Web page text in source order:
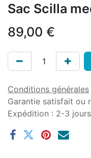
Sac Scilla
89,00 €
Conditions générales
Garantie satisfait ou
Expédition : 2-3